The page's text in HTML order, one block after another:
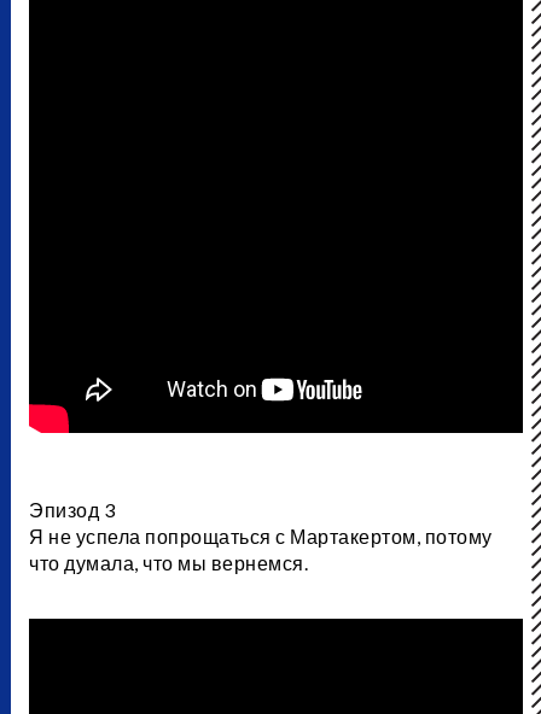
Эпизод 3
Я не успела попрощаться с Мартакертом, потому
что думала, что мы вернемся.